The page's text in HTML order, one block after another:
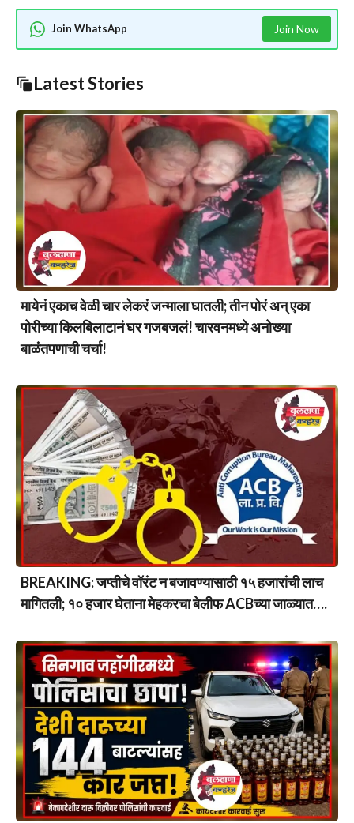
Join WhatsApp Join Now
Latest Stories
मायेनं एकाच वेळी चार लेकरं जन्माला घातली; तीन पोरं अन् एका
पोरीच्या किलबिलाटानं घर गजबजलं! चारवनमध्ये अनोख्या
बाळंतपणाची चर्चा!
BREAKING: जप्तीचे वॉरंट न बजावण्यासाठी १५ हजारांची लाच
मागितली; १० हजार घेताना मेहकरचा बेलीफ ACBच्या जाळ्यात….